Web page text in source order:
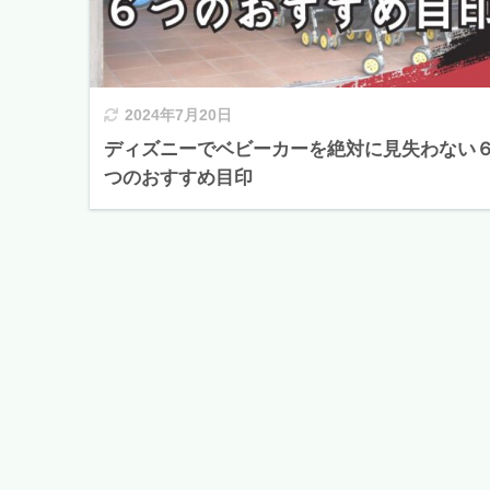
2024年7月20日
ディズニーでベビーカーを絶対に見失わない
つのおすすめ目印